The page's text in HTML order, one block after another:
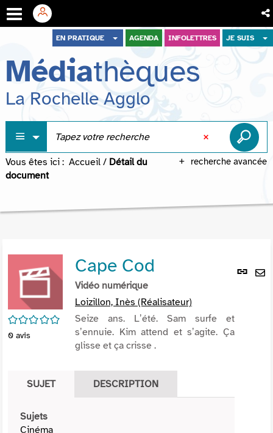
menu
contenu
recherche
EN PRATIQUE AGENDA INFOLETTRES JE SUIS
Médiathèques
La Rochelle Agglo
recherche avancée
Vous êtes ici : Accueil / Détail du
document
Lien
/5
0 avis
Cape Cod
Vidéo numérique
Loizillon, Inès (Réalisateur)
Seize ans. Lʼété. Sam surfe et
sʼennuie. Kim attend et sʼagite. Ça
glisse et ça crisse .
SUJET DESCRIPTION
Sujets
Cinéma